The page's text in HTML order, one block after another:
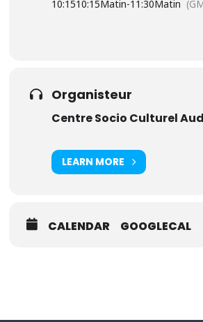
10:1510:15Matin-11:30Matin
Organisteur
Centre Socio Culturel
LEARN MORE
CALENDAR GOOGLECAL